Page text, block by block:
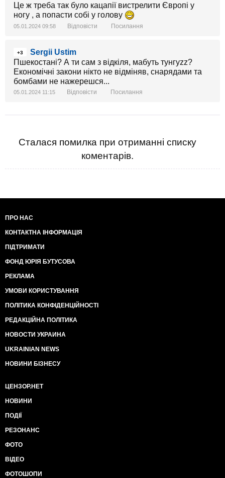
Це ж треба так було кацапії вистрелити Європі у
ногу , а попасти собі у голову
05.01.2024 09:58 Відповісти Посилання
+3
Sergii Ustim
Пшекостані? А ти сам з відкіля, мабуть тунгуzz?
Економічні закони нікто не відміняв, снарядами та
бомбами не нажерешся...
05.01.2024 11:15 Відповісти Посилання
Сталася помилка при отриманні списку
коментарів.
ПРО НАС
КОНТАКТНА ІНФОРМАЦІЯ
ПІДТРИМАТИ
ФОНД ЮРІЯ БУТУСОВА
РЕКЛАМА
УМОВИ КОРИСТУВАННЯ
ПОЛІТИКА КОНФІДЕНЦІЙНОСТІ
РЕДАКЦІЙНА ПОЛІТИКА
НОВОСТИ УКРАИНА
UKRAINIAN NEWS
НОВИНИ БІЗНЕСУ
ЦЕНЗОР.НЕТ
НОВИНИ
ПОДІЇ
РЕЗОНАНС
ФОТО
ВІДЕО
ФОТОШОПИ